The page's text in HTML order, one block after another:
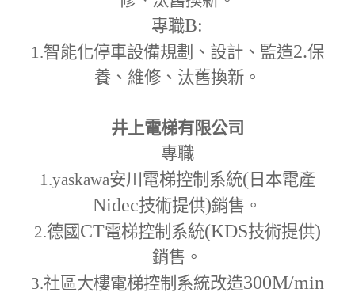
專職B:
1.智能化停車設備規劃、設計、監造2.保
養、維修、汰舊換新。
井上電梯有限公司
專職
1.yaskawa安川電梯控制系統( 日本電產
Nidec技術提供)銷售。
2.德國 CT電梯控制系統(KDS技術提供)
銷售。
3.社區大樓電梯控制系統改造300M/min